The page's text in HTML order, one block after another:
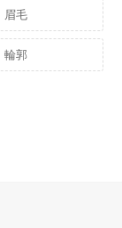
眉毛
輪郭